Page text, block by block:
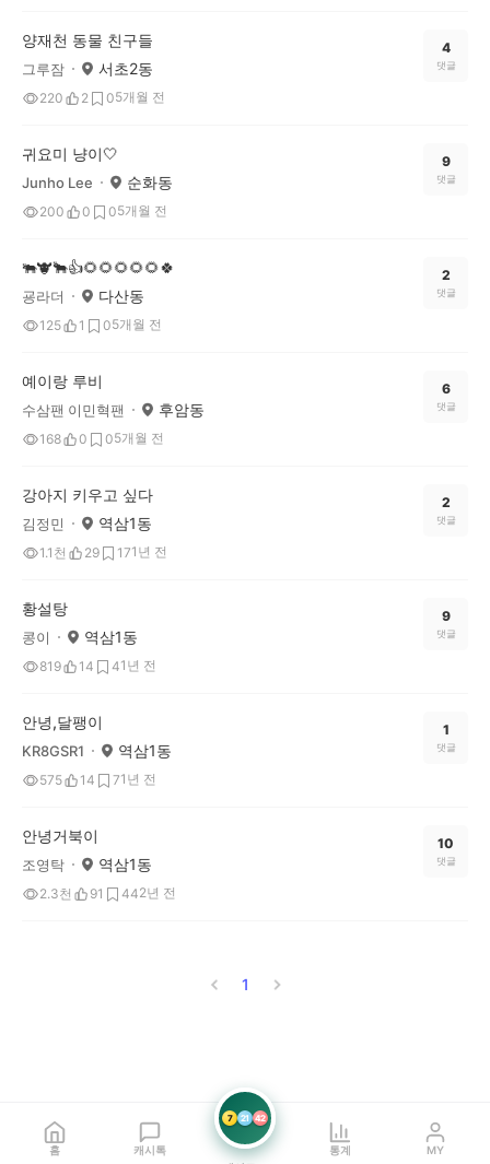
양재천 동물 친구들
그루잠 서초2동
220 2 05개월 전
4
댓글
귀요미 냥이🤍
Junho Lee 순화동
200 0 05개월 전
9
댓글
🐃🐮🐂👍🌻🌻🌻🌻🌻🍀
굥라더 다산동
125 1 05개월 전
2
댓글
예이랑 루비
수삼팬 이민혁팬 후암동
168 0 05개월 전
6
댓글
강아지 키우고 싶다
김정민 역삼1동
1.1천 29 171년 전
2
댓글
황설탕
콩이 역삼1동
819 14 41년 전
9
댓글
안녕,달팽이
KR8GSR1 역삼1동
575 14 71년 전
1
댓글
안녕거북이
조영탁 역삼1동
2.3천 91 442년 전
10
댓글
1
홈 캐시톡
7 21 42
통계 MY